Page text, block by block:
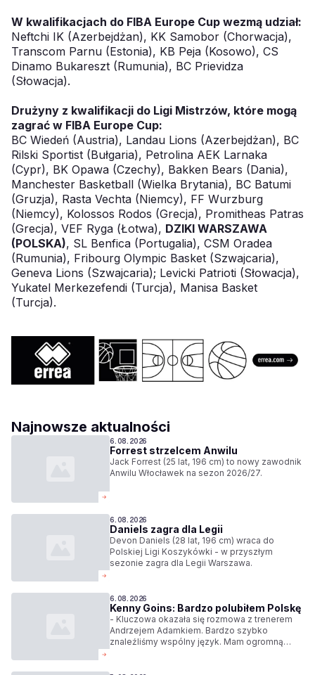
W kwalifikacjach do FIBA Europe Cup wezmą udział:
Neftchi IK (Azerbejdżan), KK Samobor (Chorwacja),
Transcom Parnu (Estonia), KB Peja (Kosowo), CS
Dinamo Bukareszt (Rumunia), BC Prievidza
(Słowacja).
Drużyny z kwalifikacji do Ligi Mistrzów, które mogą
zagrać w FIBA Europe Cup:
BC Wiedeń (Austria), Landau Lions (Azerbejdżan), BC
Rilski Sportist (Bułgaria), Petrolina AEK Larnaka
(Cypr), BK Opawa (Czechy), Bakken Bears (Dania),
Manchester Basketball (Wielka Brytania), BC Batumi
(Gruzja), Rasta Vechta (Niemcy), FF Wurzburg
(Niemcy), Kolossos Rodos (Grecja), Promitheas Patras
(Grecja), VEF Ryga (Łotwa), DZIKI WARSZAWA
(POLSKA), SL Benfica (Portugalia), CSM Oradea
(Rumunia), Fribourg Olympic Basket (Szwajcaria),
Geneva Lions (Szwajcaria); Levicki Patrioti (Słowacja),
Yukatel Merkezefendi (Turcja), Manisa Basket
(Turcja).
Najnowsze aktualności
6.08.2026
Forrest strzelcem Anwilu
Jack Forrest (25 lat, 196 cm) to nowy zawodnik
Anwilu Włocławek na sezon 2026/27.
6.08.2026
Daniels zagra dla Legii
Devon Daniels (28 lat, 196 cm) wraca do
Polskiej Ligi Koszykówki - w przyszłym
sezonie zagra dla Legii Warszawa.
6.08.2026
Kenny Goins: Bardzo polubiłem Polskę
- Kluczowa okazała się rozmowa z trenerem
Andrzejem Adamkiem. Bardzo szybko
znaleźliśmy wspólny język. Mam ogromną